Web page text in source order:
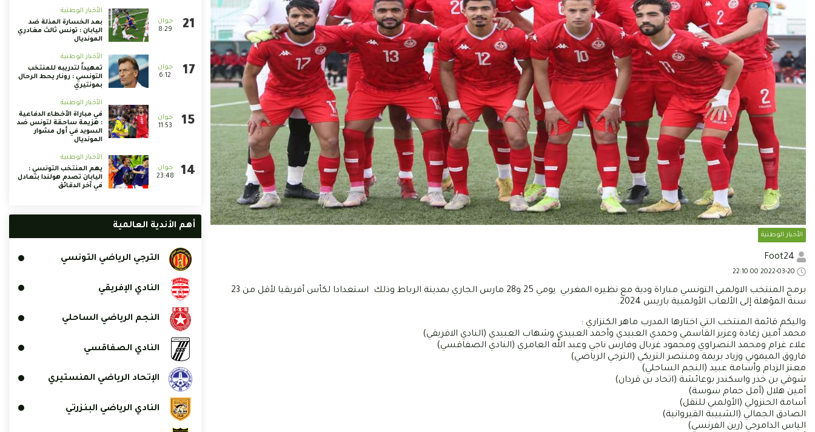
الأخبار الوطنية
برمج المنتخب الاولمبي التونسي مباراة ودية مع نظيره المغربي يومي 25 و28 مارس الجاري بمدينة الرباط وذلك استعدادا لكأس أفريقيا لأقل من 23
سنة المؤهلة إلى الألعاب الأولمبية باريس 2024.
واليكم قائمة المنتخب التي اختارها المدرب ماهر الكنزاري :
محمد أمين زغادة وعزيز القاسمي وحمدي العبيدي وأحمد العبيدي وشهاب العبيدي (النادي الافريقي)
علاء غرام ومحمد النصراوي ومحمود غربال وفارس ناجي وعبد الله العامري (النادي الصفاقسي)
فاروق الميموني وزياد بريمة ومنتصر التريكي (الترجي الرياضي)
معتز الزدام وأسامة عبيد (النجم الساحلي)
شوقي بن خذر واسكندر بوعائشة (اتحاد بن قردان)
أمين هلال (أمل حمام سوسة)
أسامة الحنزولي (الأولمبي للنقل)
الصادق الجمالي (الشبيبة القيروانية)
الياس الدامرجي (رين الفرنسي)
8:29
الأخبار الوطنية
بعد الخسارة المذلة ضد
اليابان : تونس ثالث مغادري
المونديال
6:12
الأخبار الوطنية
تمهيداً لتدريبه للمنتخب
التونسي : رونار يحط الرحال
بمونتيري
11:53
الأخبار الوطنية
في مباراة الأخطاء الدفاعية
: هزيمة ساحقة لتونس ضد
السويد في أول مشوار
المونديال
23:48
الأخبار الوطنية
يهم المنتخب التونسي :
اليابان تصدم هولندا بتعادل
في آخر الدقائق
أهم الأندية العالمية
الترجي الرياضي التونسي
النادي الإفريقي
النجم الرياضي الساحلي
النادي الصفاقسي
الإتحاد الرياضي المنستيري
النادي الرياضي البنزرتي